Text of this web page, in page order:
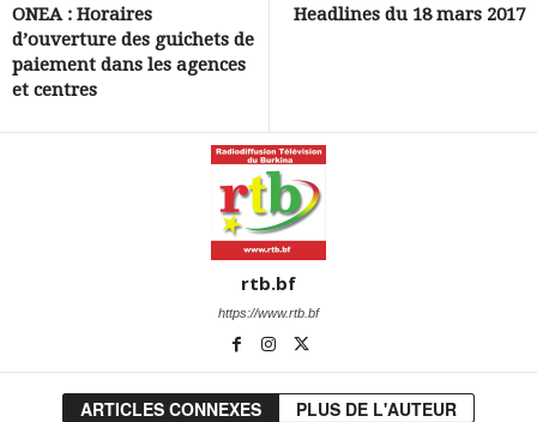
ONEA : Horaires
d’ouverture des guichets de
paiement dans les agences
et centres
Headlines du 18 mars 2017
rtb.bf
https://www.rtb.bf
ARTICLES CONNEXES PLUS DE L'AUTEUR